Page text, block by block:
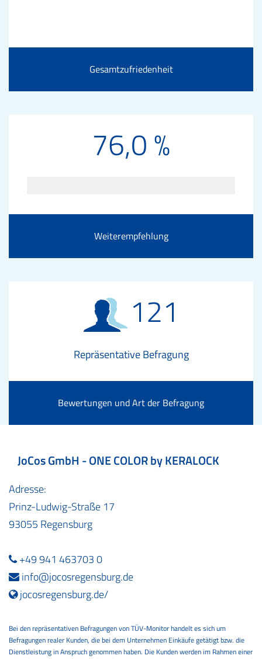
Gesamtzufriedenheit
76,0 %
Weiterempfehlung
121
Repräsentative Befragung
Bewertungen und Art der Befragung
JoCos GmbH - ONE COLOR by KERALOCK
Adresse:
Prinz-Ludwig-Straße 17
93055 Regensburg
+49 941 463703 0
info@jocosregensburg.de
jocosregensburg.de/
Bei den repräsentativen Befragungen von TÜV-Monitor handelt es sich um
Befragungen realer Kunden, die bei dem Unternehmen Einkäufe getätigt bzw. die
Dienstleistung in Anspruch genommen haben. Die Kunden werden im Rahmen einer